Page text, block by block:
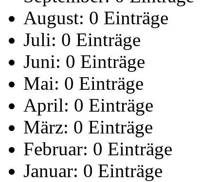
August: 0 Einträge
Juli: 0 Einträge
Juni: 0 Einträge
Mai: 0 Einträge
April: 0 Einträge
März: 0 Einträge
Februar: 0 Einträge
Januar: 0 Einträge